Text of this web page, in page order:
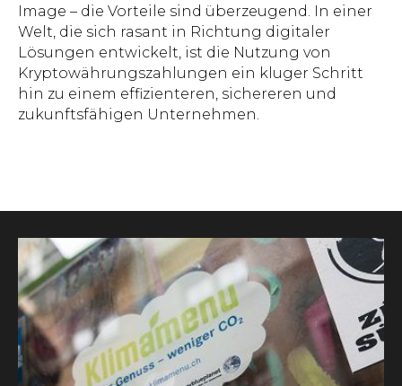
Image – die Vorteile sind überzeugend. In einer
Welt, die sich rasant in Richtung digitaler
Lösungen entwickelt, ist die Nutzung von
Kryptowährungszahlungen ein kluger Schritt
hin zu einem effizienteren, sichereren und
zukunftsfähigen Unternehmen.